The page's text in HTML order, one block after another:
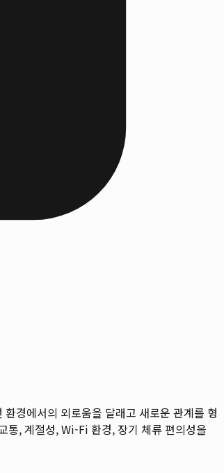
경에서의 외로움을 달래고 새로운 관계를 형
통, 계절성, Wi-Fi 환경, 장기 체류 편의성을